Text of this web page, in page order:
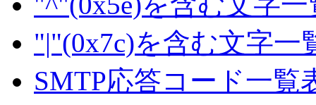
"|"(0x7c)を含む文字一
SMTP応答コード一覧